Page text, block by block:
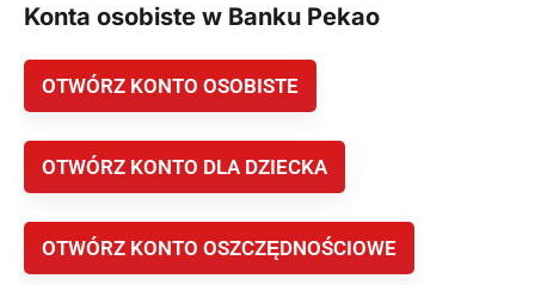
Konta osobiste w Banku Pekao
OTWÓRZ KONTO OSOBISTE
OTWÓRZ KONTO DLA DZIECKA
OTWÓRZ KONTO OSZCZĘDNOŚCIOWE